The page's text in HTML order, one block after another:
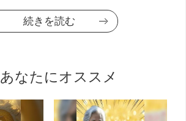
続きを読む
あなたにオススメ